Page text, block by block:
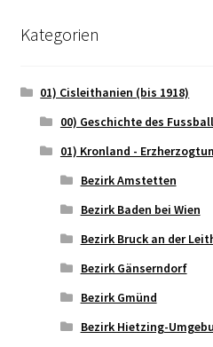
Kategorien
01) Cisleithanien (bis 1918)
00) Geschichte des
01) Kronland -
Bezirk Amstetten
Bezirk Baden bei Wien
Bezirk Bruck an der
Bezirk Gänserndorf
Bezirk Gmünd
Bezirk Hietzing-